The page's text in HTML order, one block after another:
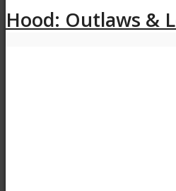
Hood: Outlaws &